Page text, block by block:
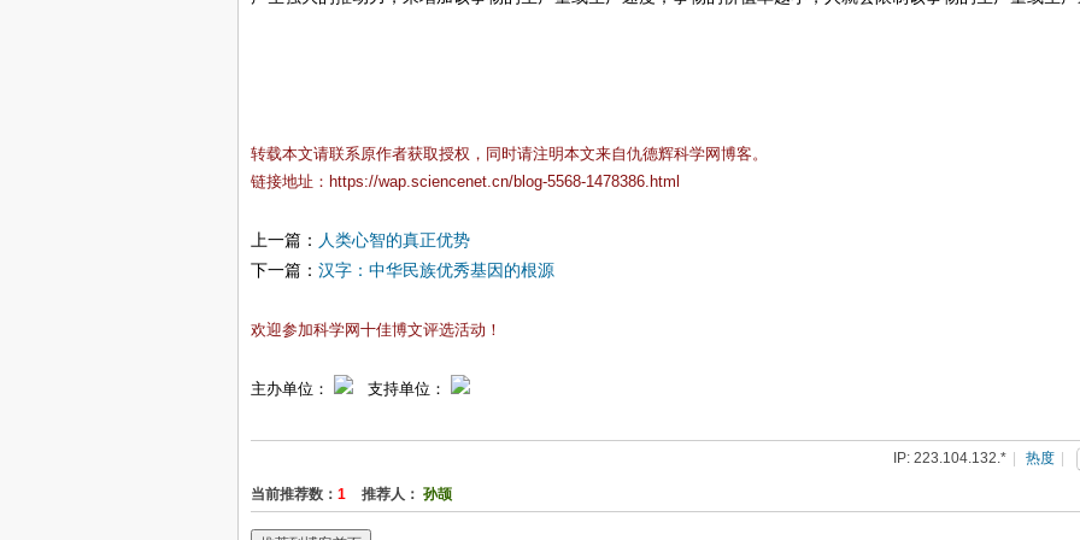
转载本文请联系原作者获取授权，同时请注明本文来自仇德辉科学网博客。
链接地址： https://wap.sciencenet.cn/blog-5568-1478386.html
上一篇： 人类心智的真正优势
下一篇： 汉字：中华民族优秀基因的根源
欢迎参加科学网十佳博文评选活动！
主办单位： 支持单位：
IP: 223.104.132.* 热度
当前推荐数： 1 推荐人： 孙颉